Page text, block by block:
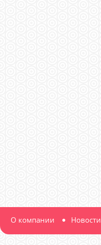
О компании Новости